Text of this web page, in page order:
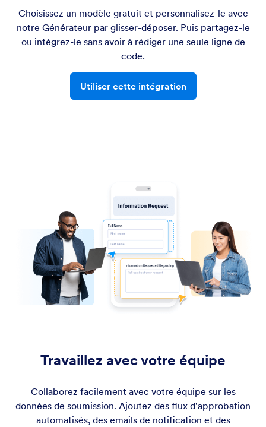
Choisissez un modèle gratuit et personnalisez-le avec
notre Générateur par glisser-déposer. Puis partagez-le
ou intégrez-le sans avoir à rédiger une seule ligne de
code.
Utiliser cette intégration
Travaillez avec votre équipe
Collaborez facilement avec votre équipe sur les
données de soumission. Ajoutez des flux d'approbation
automatisés, des emails de notification et des